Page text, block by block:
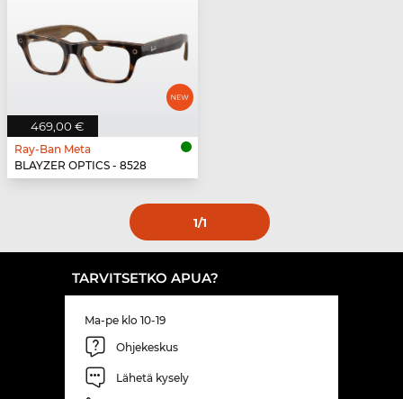
469,00 €
Ray-Ban Meta
BLAYZER OPTICS - 8528
1/1
TARVITSETKO APUA?
Ma-pe klo 10-19
Ohjekeskus
Lähetä kysely